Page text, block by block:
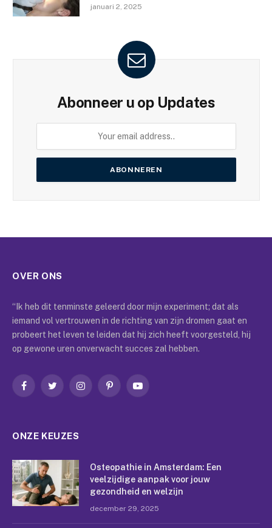
januari 2, 2025
Abonneer u op Updates
OVER ONS
“Ik heb dit tenminste geleerd door mijn experiment; dat als
iemand vol vertrouwen in de richting van zijn dromen gaat en
probeert het leven te leiden dat hij zich heeft voorgesteld, hij
op gewone uren onverwacht succes zal hebben.
FacebookTwitterInstagramPinterestYouTube
ONZE KEUZES
Osteopathie in Amsterdam: Een
veelzijdige aanpak voor jouw
gezondheid en welzijn
december 29, 2025